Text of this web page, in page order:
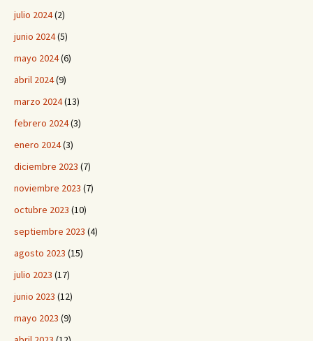
julio 2024(2)
junio 2024(5)
mayo 2024(6)
abril 2024(9)
marzo 2024(13)
febrero 2024(3)
enero 2024(3)
diciembre 2023 (7)
noviembre 2023 (7)
octubre 2023 (10)
septiembre 2023 (4)
agosto 2023 (15)
julio 2023 (17)
junio 2023 (12)
mayo 2023 (9)